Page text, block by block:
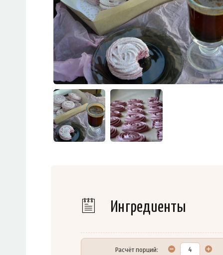
Ингредиенты
Расчёт порций: